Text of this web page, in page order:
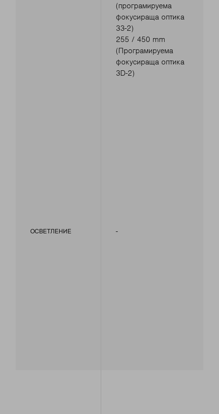
ОСВЕТЛЕНИЕ
(програмируема
фокусираща оптика
33-2)
255 / 450 mm
(Програмируема
фокусираща оптика
3D-2)
-